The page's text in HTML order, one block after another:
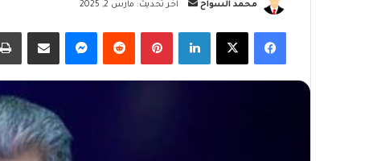
محمد السواح
أرسل
إلكترونيا
آخر تحديث: مارس 2, 2025
فيسبوك‫X لينكدإن بينتيريست ماسنجر مشاركة عبر البريد